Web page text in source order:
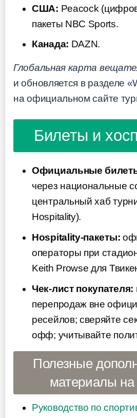
США: Peacock
пакеты NBC Sports.
Канада: DAZN.
Глобальная карта
и обновляется в разделе
на официальном сайте
Билеты и
Официальные
через национальные
центральный хаб
Hospitality).
Hospitality-пакеты:
операторы при
Keith Prowse для
Чек-лист покупателя:
перепродаж вне
ресейлов; сверяйте
офф; учитывайте
Полезные
материалы
Руководство по